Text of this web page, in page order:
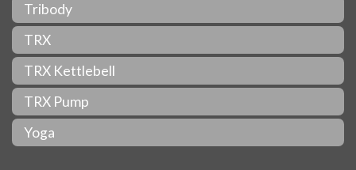
Tribody
TRX
TRX Kettlebell
TRX Pump
Yoga